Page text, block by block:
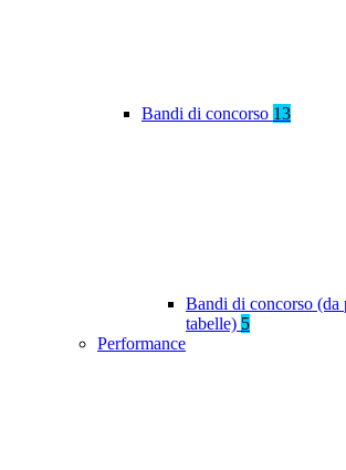
Bandi di concorso 13
Bandi di concorso (da
tabelle) 5
Performance